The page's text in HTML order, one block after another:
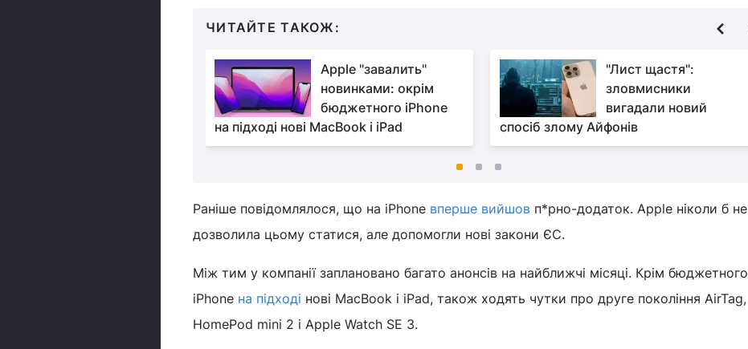
ЧИТАЙТЕ ТАКОЖ:
Apple "завалить"
новинками: окрім
бюджетного iPhone
на підході нові MacBook і iPad
"Лист щастя":
зловмисники
вигадали новий
спосіб злому Айфонів
Раніше повідомлялося, що на iPhone вперше вийшов п*рно-додаток. Apple ніколи б не
дозволила цьому статися, але допомогли нові закони ЄС.
Між тим у компанії заплановано багато анонсів на найближчі місяці. Крім бюджетного
iPhone на підході нові MacBook і iPad, також ходять чутки про друге покоління AirTag,
HomePod mini 2 і Apple Watch SE 3.